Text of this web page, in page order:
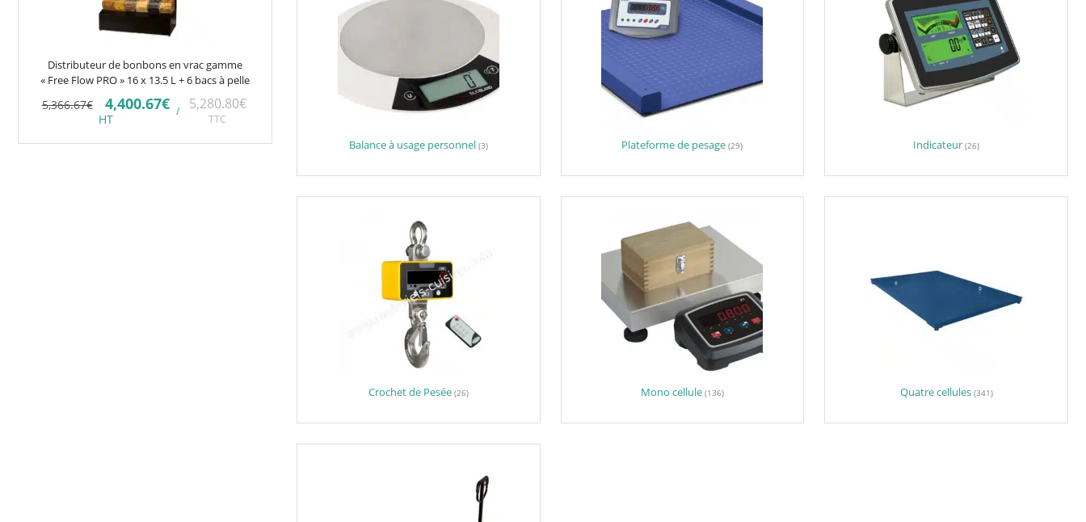
Balance à usage personnel (3) Plateforme de pesage(29) Indicateur(26)
Crochet de Pesée (26) Mono cellule (136) Quatre cellules (341)
Distributeur de bonbons en vrac gamme
« Free Flow PRO » 16 x 13.5 L + 6 bacs à pelle
5,366.67€ Le
prix
initial
était :
4,400.67€Le
prix
est :
HT
/ 5,280.80€
TTC